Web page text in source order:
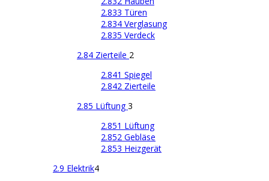
2.833 Türen
2.834 Verglasung
2.835 Verdeck
2.84 Zierteile 2
2.841 Spiegel
2.842 Zierteile
2.85 Lüftung3
2.851 Lüftung
2.852 Gebläse
2.853 Heizgerät
2.9 Elektrik4